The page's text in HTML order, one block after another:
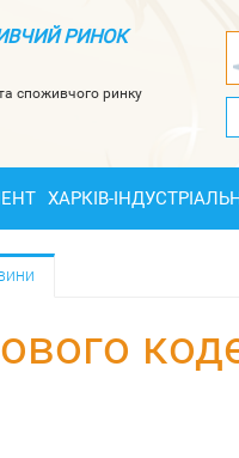
РИНОК
споживчого ринку
ХАРКІВ-